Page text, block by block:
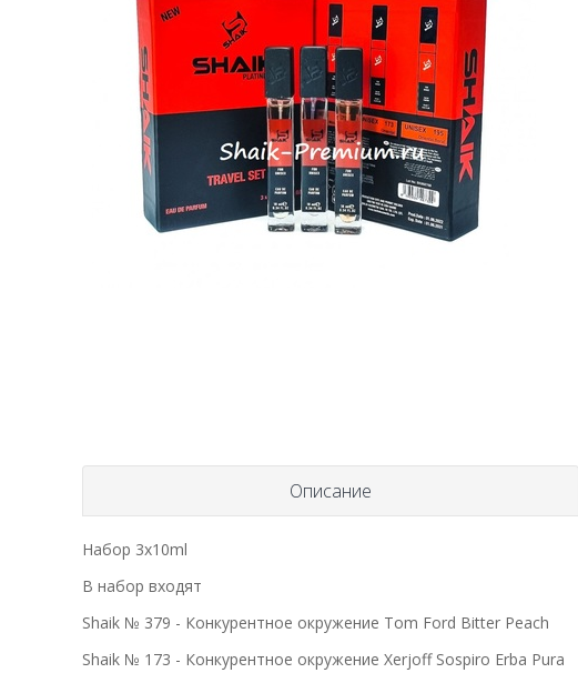
Описание
Набор 3х10ml
В набор входят
Shaik № 379 - Конкурентное окружение Tom Ford Bitter Peach
Shaik № 173 - Конкурентное окружение Xerjoff Sospiro Erba Pura